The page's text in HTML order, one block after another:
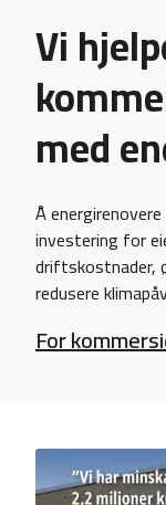
Vi
med
Å
investering for
driftskostnader,
redusere
For